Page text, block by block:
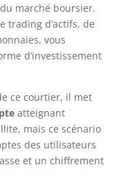
marché boursier.
trading d’actifs, de
vous
d’investissement
ce courtier, il met
atteignant
mais ce scénario
des utilisateurs
et un chiffrement